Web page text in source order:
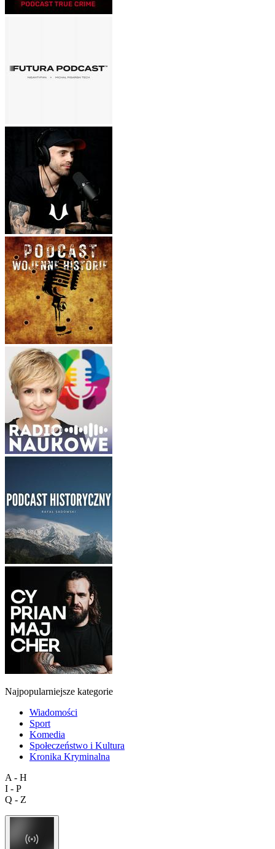
Najpopularniejsze kategorie
Wiadomości
Sport
Komedia
Społeczeństwo i Kultura
Kronika Kryminalna
A - H
I - P
Q - Z